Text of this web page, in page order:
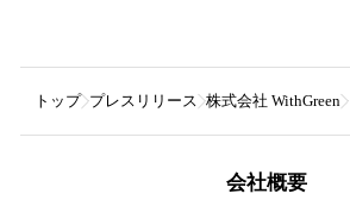
トップ プレスリリース 株式会社 WithGreen
会社概要